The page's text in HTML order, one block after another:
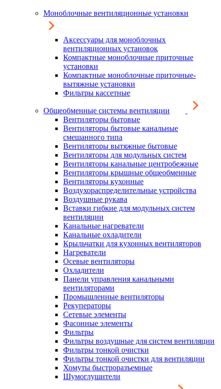
Моноблочные вентиляционные установки
Аксессуары для моноблочных
вентиляционных установок
Компактные моноблочные приточные
установки
Компактные моноблочные приточные-
вытяжные установки
Фильтры кассетные
Общеобменные системы вентиляции
Вентиляторы бытовые
Вентиляторы бытовые канальные
смешанного типа
Вентиляторы вытяжные бытовые
Вентиляторы для модульных систем
Вентиляторы канальные центробежные
Вентиляторы крышные общеобменные
Вентиляторы кухонные
Воздухораспределительные устройства
Воздушные рукава
Вставки гибкие для модульных систем
вентиляции
Канальные нагреватели
Канальные охладители
Крыльчатки для кухонных вентиляторов
Нагреватели
Осевые вентиляторы
Охладители
Панели управления канальными
вентиляторами
Промышленные вентиляторы
Рекуператоры
Сетевые элементы
Фасонные элементы
Фильтры
Фильтры воздушные для систем вентиляции
Фильтры тонкой очистки
Фильтры тонкой очистки для вентиляции
Хомуты быстроразъемные
Шумоглушители